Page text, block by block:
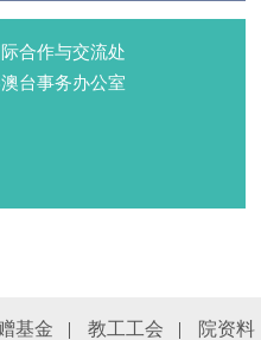
际合作与交流处
台事务办公室
基金 | 教工工会 |
院资料